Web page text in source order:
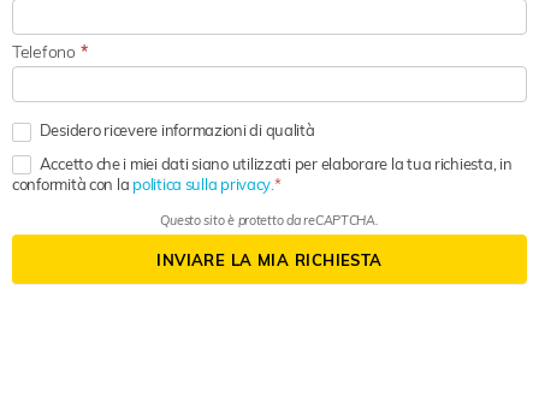
Telefono *
Desidero ricevere informazioni di qualità
Accetto che i miei dati siano utilizzati per elaborare la tua richiesta, in
conformità con la politica sulla privacy.
Questo sito è protetto da reCAPTCHA.
INVIARE LA MIA RICHIESTA